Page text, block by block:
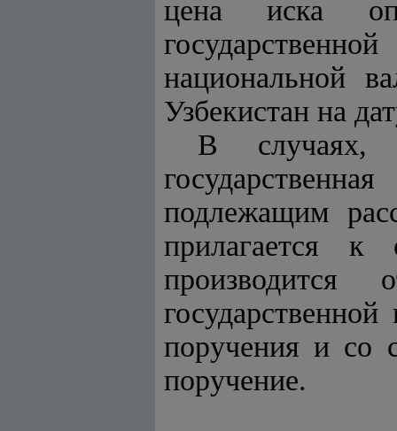
цена иска
национальной
Узбекистан на
В случаях,
подлежащим
прилагается
производится
поручения и со
поручение.